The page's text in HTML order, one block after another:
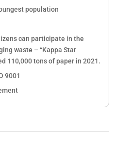
population
can participate in the
waste – “Kappa Star
110,000 tons of paper in 2021.
9001